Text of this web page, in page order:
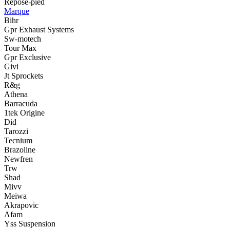
Marque
Bihr
Gpr Exhaust Systems
Sw-motech
Tour Max
Gpr Exclusive
Givi
Jt Sprockets
R&g
Athena
Barracuda
1tek Origine
Did
Tarozzi
Tecnium
Brazoline
Newfren
Trw
Shad
Mivv
Meiwa
Akrapovic
Afam
Yss Suspension